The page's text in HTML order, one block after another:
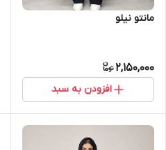
مانتو نیلو
2,150,000
افزودن به سبد